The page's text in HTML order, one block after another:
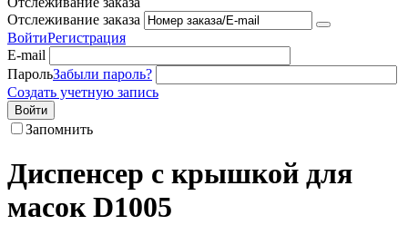
Отслеживание заказа
ВойтиРегистрация
E-mail
ПарольЗабыли пароль?
Создать учетную запись
Войти
Запомнить
Диспенсер с крышкой для
масок D1005